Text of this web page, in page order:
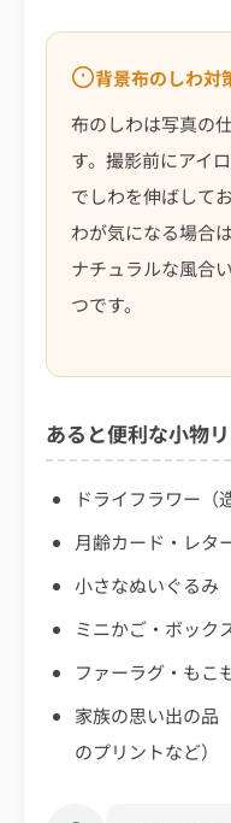
背景布のしわ対
布のしわは写真の
す。撮影前にアイ
でしわを伸ばして
わが気になる場合
ナチュラルな風合
つです。
あると便利な小物
ドライフラワー（
月齢カード・レタ
小さなぬいぐるみ
ミニかご・ボック
ファーラグ・もこ
家族の思い出の品
のプリントなど）